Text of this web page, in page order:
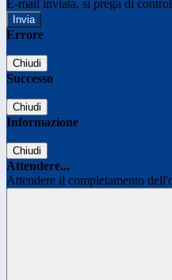
E-mail inviata, si prega di
Errore
Chiudi
Successo
Chiudi
Informazione
Chiudi
Attendere...
Attendere il completamento